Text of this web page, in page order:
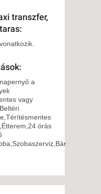
transzfer,
a
vagy
órás